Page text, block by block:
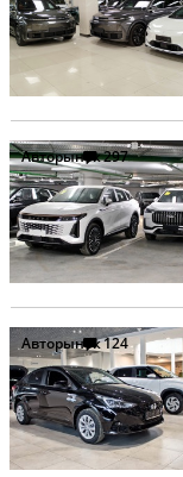
Авторынок297
Авторынок124